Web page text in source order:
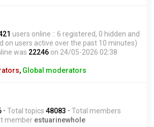
users online :: 6 registered, 0 hidden and
on users active over the past 10 minutes)
was 22246 on 24/05-2026 02:38
, Global moderators
• Total topics 48083 • Total members
member estuarinewhole